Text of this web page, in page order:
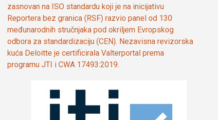
zasnovan na ISO standardu koji je na inicijativu
Reportera bez granica (RSF) razvio panel od 130
međunarodnih stručnjaka pod okriljem Evropskog
odbora za standardizaciju (CEN). Nezavisna revizorska
kuća Deloitte je certificirala Valterportal prema
programu JTI i CWA 17493:2019.